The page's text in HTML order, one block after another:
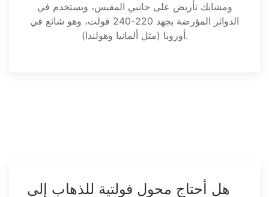
ومشابك تأريض على جانبي المقبس، ويستخدم في
الدوائر المؤرضة بجهد 220-240 فولت، وهو شائع في
أوروبا (مثل ألمانيا وهولندا).
هل أحتاج محول فولتية للذهاب إلى